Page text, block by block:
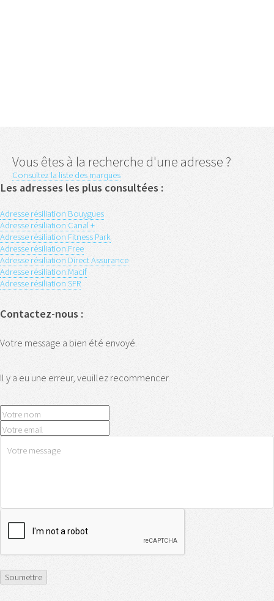
Vous êtes à la recherche d'une adresse ?
Consultez la liste des marques
Les adresses les plus consultées :
Adresse résiliation Bouygues
Adresse résiliation Canal +
Adresse résiliation Fitness Park
Adresse résiliation Free
Adresse résiliation Direct Assurance
Adresse résiliation Macif
Adresse résiliation SFR
Contactez-nous :
Votre message a bien été envoyé.
Il y a eu une erreur, veuillez recommencer.